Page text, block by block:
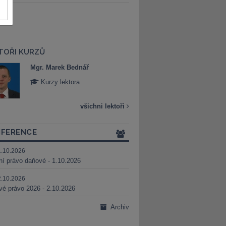
KURZŮ
Mgr. Marek Bednář
Kurzy lektora
všichni lektoři
právo daňové - 1.10.2026
právo 2026 - 2.10.2026
Archiv